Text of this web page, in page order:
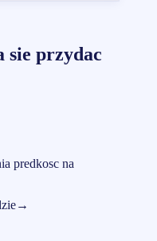
sie przydac
predkosc na
→